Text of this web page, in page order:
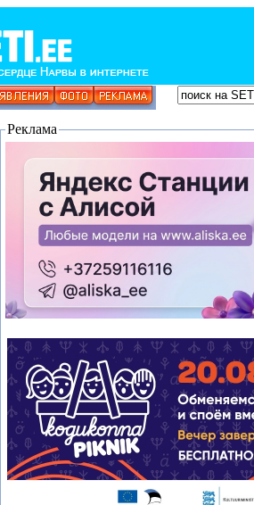
Реклама